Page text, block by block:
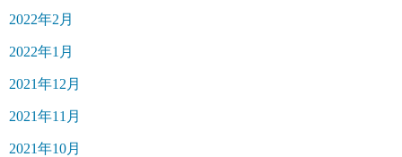
2022年2月
2022年1月
2021年12月
2021年11月
2021年10月